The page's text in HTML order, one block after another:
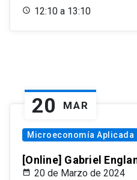
12:10 a 13:10
20 MAR
Microeconomía Aplicada
[Online] Gabriel
20 de Marzo de 2024